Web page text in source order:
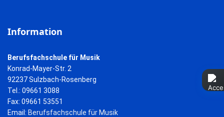
Information
Berufsfachschule für Musik
Konrad-Mayer-Str. 2
92237 Sulzbach-Rosenberg
Tel.: 09661 3088
Fax: 09661 53551
Email: Berufsfachschule für Musik